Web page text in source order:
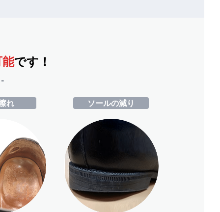
です！
-
れ ソールの減り